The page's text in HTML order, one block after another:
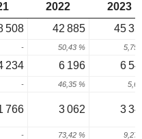
2022
2023
508 42 885 45
- 50,43 % 5,75
234 6 196 6
- 46,35 % 5,6
766 3 062 3
- 73,42 % 9,27